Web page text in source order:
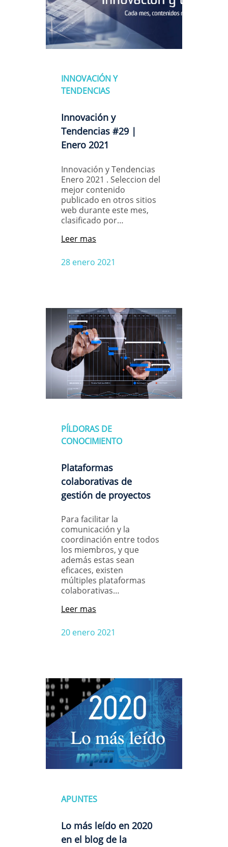
INNOVACIÓN Y
TENDENCIAS
Innovación y
Tendencias #29 |
Enero 2021
Innovación y Tendencias
Enero 2021 . Seleccion del
mejor contenido
publicado en otros sitios
web durante este mes,
clasificado por…
28 enero 2021
Leer mas
PÍLDORAS DE
CONOCIMIENTO
Plataformas
colaborativas de
gestión de proyectos
Para facilitar la
comunicación y la
coordinación entre todos
los miembros, y que
además estas sean
eficaces, existen
múltiples plataformas
colaborativas…
20 enero 2021
Leer mas
APUNTES
Lo más leído en 2020
en el blog de la